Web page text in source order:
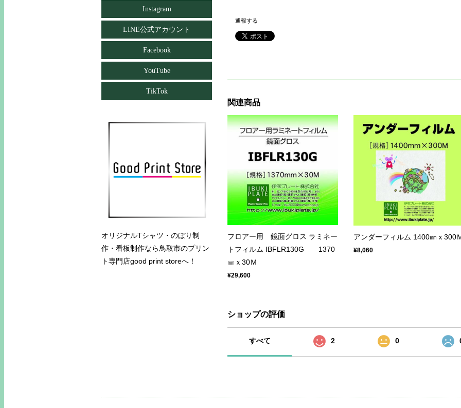
通報する
関連商品
フロアー用 鏡面グロス ラミネー
トフィルム IBFLR130G 1370
㎜ｘ30Ｍ
¥29,600
アンダーフィルム 1400㎜ｘ300
¥8,060
ショップの評価
すべて 2 0
Instagram
LINE公式アカウント
Facebook
YouTube
TikTok
オリジナルTシャツ・のぼり制
作・看板制作なら鳥取市のプリン
ト専門店good print storeへ！